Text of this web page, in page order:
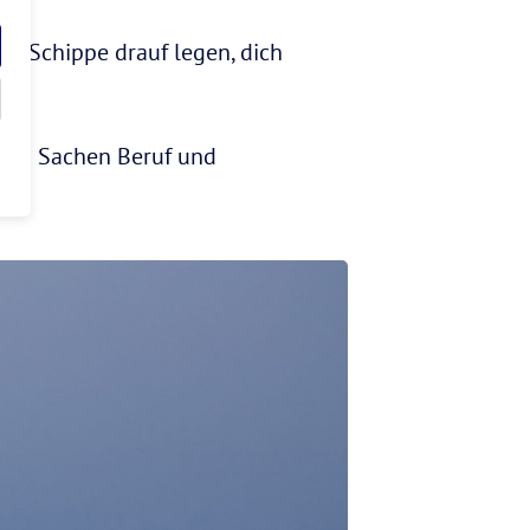
Schippe drauf legen, dich
in Sachen Beruf und